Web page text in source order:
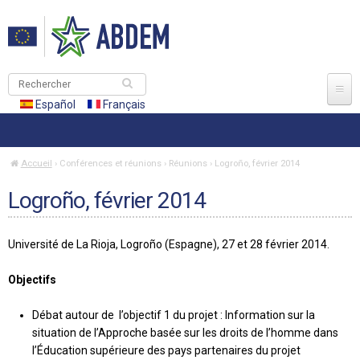
F
o
m
u
l
a
R
e
r
h
r
Español Français
o
u
Accueil › Conférences et réunions › Réunions › Logroño, février 2014
Logroño, février 2014
Université de La Rioja, Logroño (Espagne), 27 et 28 février 2014.
Objectifs
Débat autour de l’objectif 1 du projet : Information sur la
situation de l’Approche basée sur les droits de l’homme dans
l’Éducation supérieure des pays partenaires du projet
ABDEM
Projet ABDEM
Approche basée sur les droits
Consortium
Le Consortium ABDEM
Carte d’identité
Interculturalité
Conférences
Conférence de presse de présentation du projet
Conférence internationale, Sétif (Algérie)
Réunions
Cáceres, 2013
Focus Group
Master
Description
Justification
Publications
Impact du project